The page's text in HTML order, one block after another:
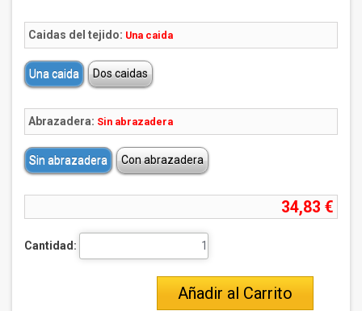
Caidas del tejido: Una caida
Una caida Dos caidas
Abrazadera: Sin abrazadera
Sin abrazadera Con abrazadera
34,83 €
Cantidad:
Añadir al Carrito